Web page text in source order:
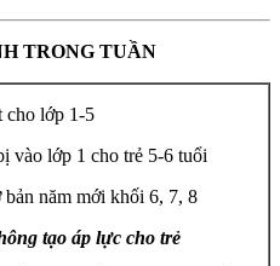
TRONG TUẦN
cho lớp 1-5
vào lớp 1 cho trẻ 5-6 tuổi
năm mới khối 6, 7, 8
tạo áp lực cho trẻ